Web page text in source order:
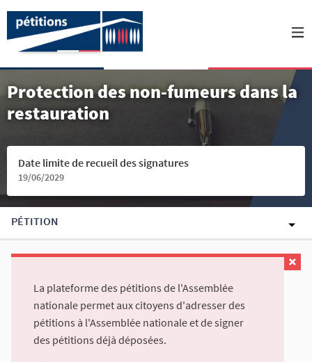
Protection des non-fumeurs dans la
restauration
Date limite de recueil des signatures
19/06/2029
PÉTITION
La plateforme des pétitions de l'Assemblée
nationale permet aux citoyens d'adresser des
pétitions à l'Assemblée nationale et de signer
des pétitions déjà déposées.